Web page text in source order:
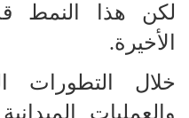
لكن هذا النمط
الأخيرة.
خلال التطورات
والعمليات